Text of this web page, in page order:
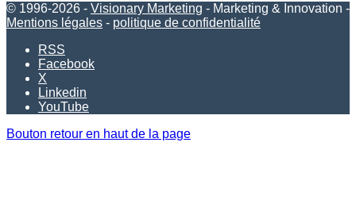
© 1996-2026 - Visionary Marketing - Marketing & Innovation -
Mentions légales - politique de confidentialité
RSS
Facebook
X
Linkedin
YouTube
Bouton retour en haut de la page